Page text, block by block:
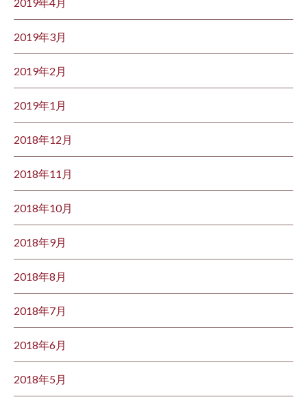
2019年3月
2019年2月
2019年1月
2018年12月
2018年11月
2018年10月
2018年9月
2018年8月
2018年7月
2018年6月
2018年5月